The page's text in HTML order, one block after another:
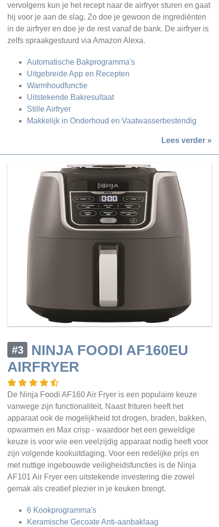
vervolgens kun je het recept naar de airfryer sturen en gaat
hij voor je aan de slag. Zo doe je gewoon de ingrediënten
in de airfryer en doe je de rest vanaf de bank. De airfryer is
zelfs spraakgestuurd via Amazon Alexa.
Automatische Bakprogramma's
Uitgebreide App en Recepten
Warmhoudfunctie
Uitstekende Bakresultaat
Stille Airfryer
Makkelijk in Onderhoud en Vaatwasserbestendig
Lees verder »
#3
NINJA FOODI AF160EU
AIRFRYER
De Ninja Foodi AF160 Air Fryer is een populaire keuze
vanwege zijn functionaliteit. Naast frituren heeft het
apparaat ook de mogelijkheid tot drogen, braden, bakken,
opwarmen en Max crisp - waardoor het een geweldige
keuze is voor wie een veelzijdig apparaat nodig heeft voor
zijn volgende kookuitdaging. Voor een redelijke prijs en
met nuttige ingebouwde veiligheidsfuncties is de Ninja
AF101 Air Fryer een uitstekende investering die zowel
gemak als creatief plezier in je keuken brengt.
6 Kookprogramma's
Keramische Gecoate Anti-aanbaklaag